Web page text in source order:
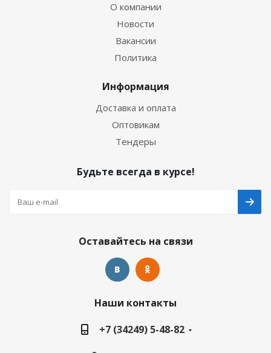
О компании
Новости
Вакансии
Политика
Информация
Доставка и оплата
Оптовикам
Тендеры
Будьте всегда в курсе!
Оставайтесь на связи
Наши контакты
+7 (34249) 5-48-82